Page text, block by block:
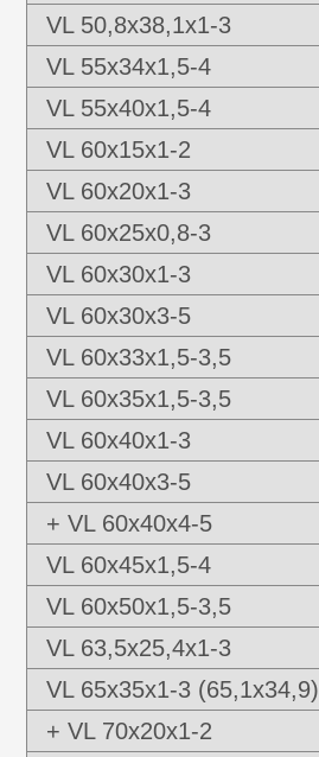
VL 50,8x38,1x1-3
VL 55x34x1,5-4
VL 55x40x1,5-4
VL 60x15x1-2
VL 60x20x1-3
VL 60x25x0,8-3
VL 60x30x1-3
VL 60x30x3-5
VL 60x33x1,5-3,5
VL 60x35x1,5-3,5
VL 60x40x1-3
VL 60x40x3-5
+ VL 60x40x4-5
VL 60x45x1,5-4
VL 60x50x1,5-3,5
VL 63,5x25,4x1-3
VL 65x35x1-3 (65,1x34,9)
+ VL 70x20x1-2